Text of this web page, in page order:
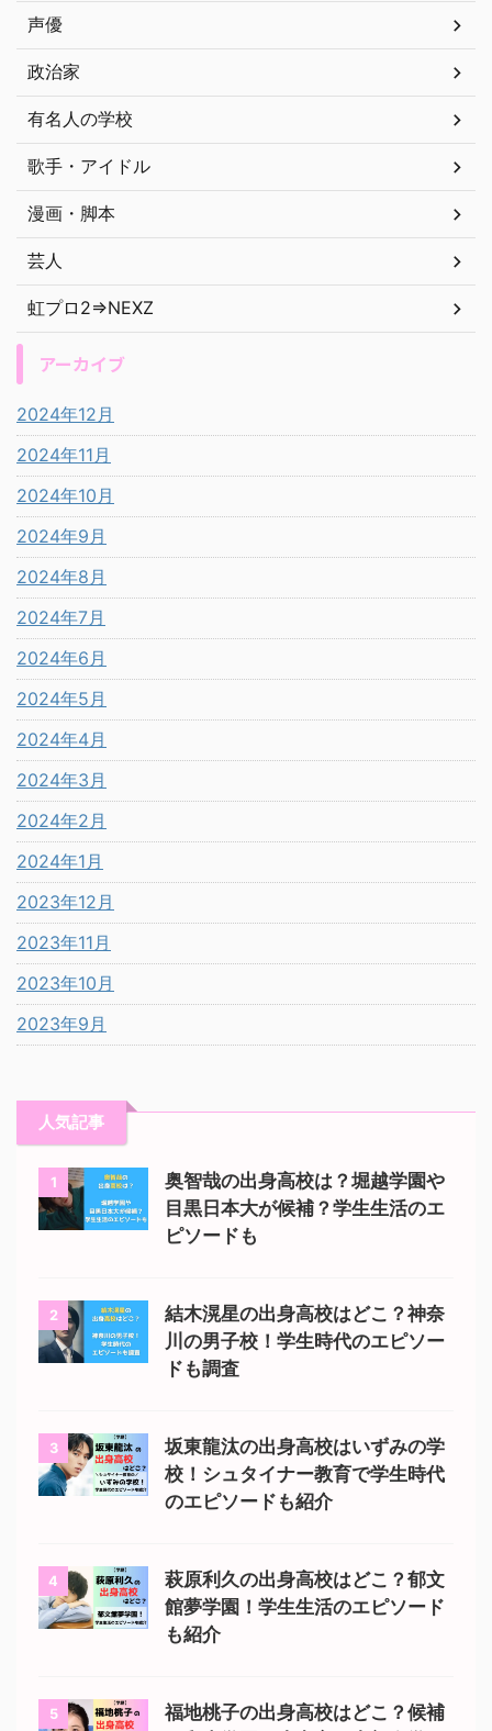
声優
政治家
有名人の学校
歌手・アイドル
漫画・脚本
芸人
虹プロ2⇒NEXZ
アーカイブ
2024年12月
2024年11月
2024年10月
2024年9月
2024年8月
2024年7月
2024年6月
2024年5月
2024年4月
2024年3月
2024年2月
2024年1月
2023年12月
2023年11月
2023年10月
2023年9月
人気記事
1
奥智哉の出身高校は？堀越学園や
目黒日本大が候補？学生生活のエ
ピソードも
2
結木滉星の出身高校はどこ？神奈
川の男子校！学生時代のエピソー
ドも調査
3
坂東龍汰の出身高校はいずみの学
校！シュタイナー教育で学生時代
のエピソードも紹介
4
萩原利久の出身高校はどこ？郁文
館夢学園！学生生活のエピソード
も紹介
5
福地桃子の出身高校はどこ？候補